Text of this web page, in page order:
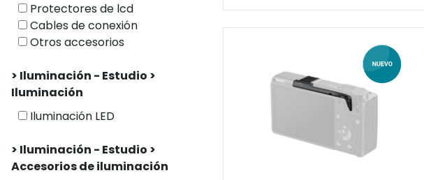
Protectores de lcd
Cables de conexión
Otros accesorios
> Iluminación - Estudio >
Iluminación
Iluminación LED
> Iluminación - Estudio >
Accesorios de iluminación